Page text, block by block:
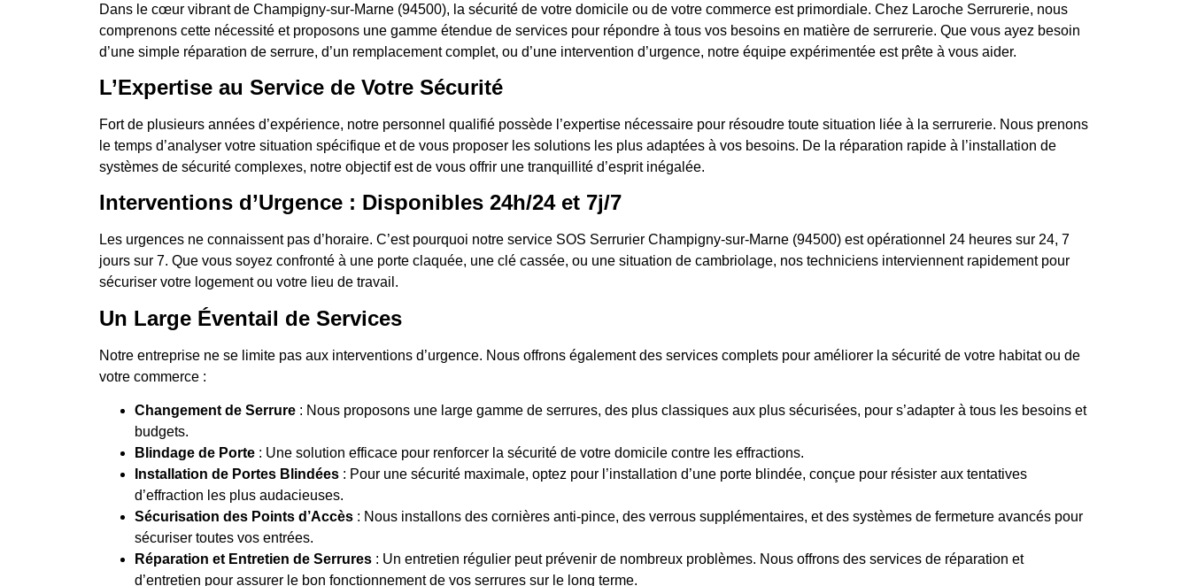
Dans le cœur vibrant de Champigny-sur-Marne (94500), la sécurité de votre domicile ou de votre commerce est primordiale. Chez Laroche Serrurerie, nous
comprenons cette nécessité et proposons une gamme étendue de services pour répondre à tous vos besoins en matière de serrurerie. Que vous ayez besoin
d’une simple réparation de serrure, d’un remplacement complet, ou d’une intervention d’urgence, notre équipe expérimentée est prête à vous aider.
L’Expertise au Service de Votre Sécurité
Fort de plusieurs années d’expérience, notre personnel qualifié possède l’expertise nécessaire pour résoudre toute situation liée à la serrurerie. Nous prenons
le temps d’analyser votre situation spécifique et de vous proposer les solutions les plus adaptées à vos besoins. De la réparation rapide à l’installation de
systèmes de sécurité complexes, notre objectif est de vous offrir une tranquillité d’esprit inégalée.
Interventions d’Urgence : Disponibles 24h/24 et 7j/7
Les urgences ne connaissent pas d’horaire. C’est pourquoi notre service SOS Serrurier Champigny-sur-Marne (94500) est opérationnel 24 heures sur 24, 7
jours sur 7. Que vous soyez confronté à une porte claquée, une clé cassée, ou une situation de cambriolage, nos techniciens interviennent rapidement pour
sécuriser votre logement ou votre lieu de travail.
Un Large Éventail de Services
Notre entreprise ne se limite pas aux interventions d’urgence. Nous offrons également des services complets pour améliorer la sécurité de votre habitat ou de
votre commerce :
Changement de Serrure : Nous proposons une large gamme de serrures, des plus classiques aux plus sécurisées, pour s’adapter à tous les besoins et
budgets.
Blindage de Porte : Une solution efficace pour renforcer la sécurité de votre domicile contre les effractions.
Installation de Portes Blindées : Pour une sécurité maximale, optez pour l’installation d’une porte blindée, conçue pour résister aux tentatives
d’effraction les plus audacieuses.
Sécurisation des Points d’Accès : Nous installons des cornières anti-pince, des verrous supplémentaires, et des systèmes de fermeture avancés pour
sécuriser toutes vos entrées.
Réparation et Entretien de Serrures : Un entretien régulier peut prévenir de nombreux problèmes. Nous offrons des services de réparation et
d’entretien pour assurer le bon fonctionnement de vos serrures sur le long terme.